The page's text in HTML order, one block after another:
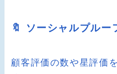
🔖 ソーシャルプルー
顧客評価の数や星評価